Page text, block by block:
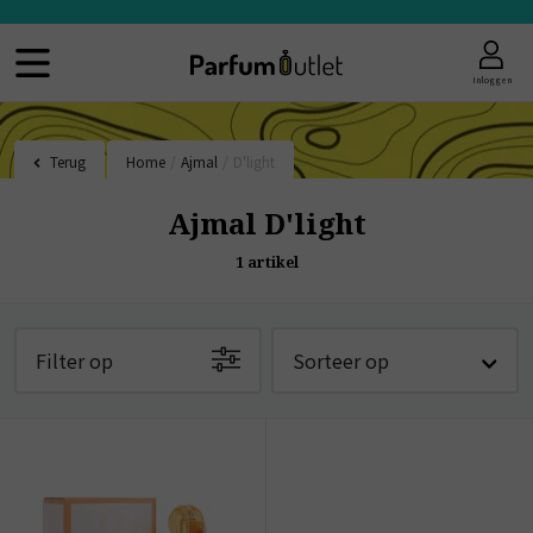
Inloggen
Terug Home Ajmal
Ajmal D'light
1 artikel
Filter op Sorteer op